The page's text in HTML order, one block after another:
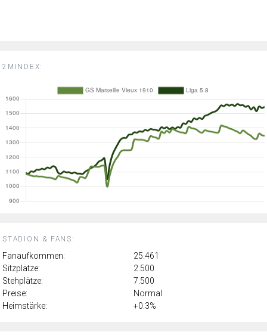
2MINDEX:
STADION & FANS:
Fanaufkommen:
25.461
Sitzplätze:
2.500
Stehplätze:
7.500
Preise:
Normal
Heimstärke:
+0.3%